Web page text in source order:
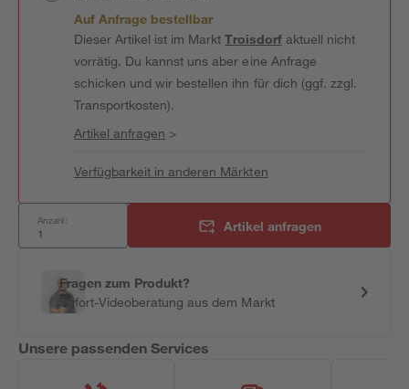
Auf Anfrage bestellbar
Dieser Artikel ist im MarktTroisdorfaktuell nicht
vorrätig. Du kannst uns aber eine Anfrage
schicken und wir bestellen ihn für dich (ggf. zzgl.
Transportkosten).
Artikel anfragen >
Verfügbarkeit in anderen Märkten
Anzahl: Artikel anfragen
Fragen zum Produkt?
Sofort-Videoberatung aus dem Markt
Unsere passenden Services